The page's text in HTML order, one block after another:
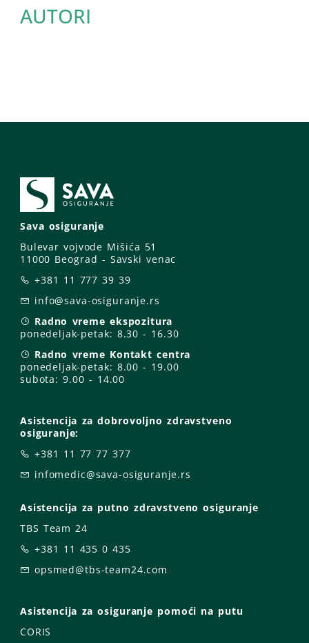
AUTORI
Sava osiguranje
Bulevar vojvode Mišića 51
11000 Beograd - Savski venac
+381 11 777 39 39
info@sava-osiguranje.rs
Radno vreme ekspozitura
ponedeljak-petak: 8.30 - 16.30
Radno vreme Kontakt centra
ponedeljak-petak: 8.00 - 19.00
subota: 9.00 - 14.00
Asistencija za dobrovoljno zdravstveno
osiguranje:
+381 11 77 77 377
infomedic@sava-osiguranje.rs
Asistencija za putno zdravstveno osiguranje
TBS Team 24
+381 11 435 0 435
opsmed@tbs-team24.com
Asistencija za osiguranje pomoći na putu
CORIS